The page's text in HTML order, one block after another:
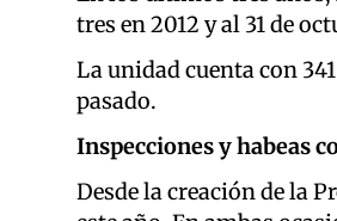
tres en 2012 y al 31 de
La unidad cuenta con
pasado.
Inspecciones y habeas
Desde la creación de la